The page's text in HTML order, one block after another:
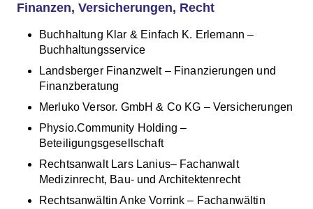
Finanzen, Versicherungen, Recht
Buchhaltung Klar & Einfach K. Erlemann –
Buchhaltungsservice
Landsberger Finanzwelt – Finanzierungen und
Finanzberatung
Merluko Versor. GmbH & Co KG – Versicherungen
Physio.Community Holding –
Beteiligungsgesellschaft
Rechtsanwalt Lars Lanius– Fachanwalt
Medizinrecht, Bau- und Architektenrecht
Rechtsanwältin Anke Vorrink – Fachanwältin